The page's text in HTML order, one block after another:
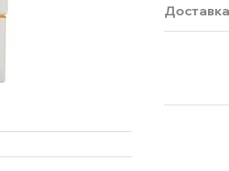
Доставка